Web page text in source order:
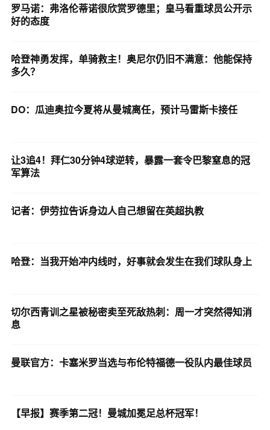
罗马诺：弗洛伦蒂诺很欣赏罗德里；皇马看重球员公开示
好的态度
哈登神勇发挥，单骑救主！奥尼尔仍旧不满意：他能保持
多久？
DO：瓜迪奥拉今夏将从曼城离任，预计马雷斯卡接任
让3追4！拜仁30分钟4球逆转，暴露一套令巴黎窒息的冠
军算法
记者：伊劳拉告诉身边人自己想留在英超执教
哈登：当我开始冲内线时，好事就会发生在我们球队身上
切尔西青训之星被秘密卖至死敌热刺：周一才突然得知消
息
曼联官方：卡塞米罗当选与布伦特福德一役队内最佳球员
【早报】赛季第二冠！曼城加冕足总杯冠军！